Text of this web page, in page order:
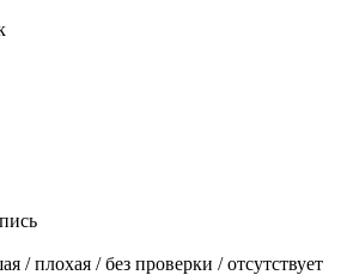
/ плохая / без проверки / отсутствует